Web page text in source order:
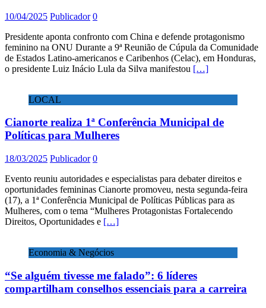
10/04/2025 Publicador 0
Presidente aponta confronto com China e defende protagonismo
feminino na ONU Durante a 9ª Reunião de Cúpula da Comunidade
de Estados Latino-americanos e Caribenhos (Celac), em Honduras,
o presidente Luiz Inácio Lula da Silva manifestou […]
LOCAL
Cianorte realiza 1ª Conferência Municipal de
Políticas para Mulheres
18/03/2025 Publicador 0
Evento reuniu autoridades e especialistas para debater direitos e
oportunidades femininas Cianorte promoveu, nesta segunda-feira
(17), a 1ª Conferência Municipal de Políticas Públicas para as
Mulheres, com o tema “Mulheres Protagonistas Fortalecendo
Direitos, Oportunidades e […]
Economia & Negócios
“Se alguém tivesse me falado”: 6 líderes
compartilham conselhos essenciais para a carreira